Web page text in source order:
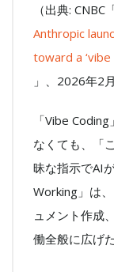
（出典: CNBC
Anthropic
toward a ‘vibe
」、2026年2
「Vibe
なくても、「
昧な指示でAI
Working」は
ュメント作成
働全般に広げ